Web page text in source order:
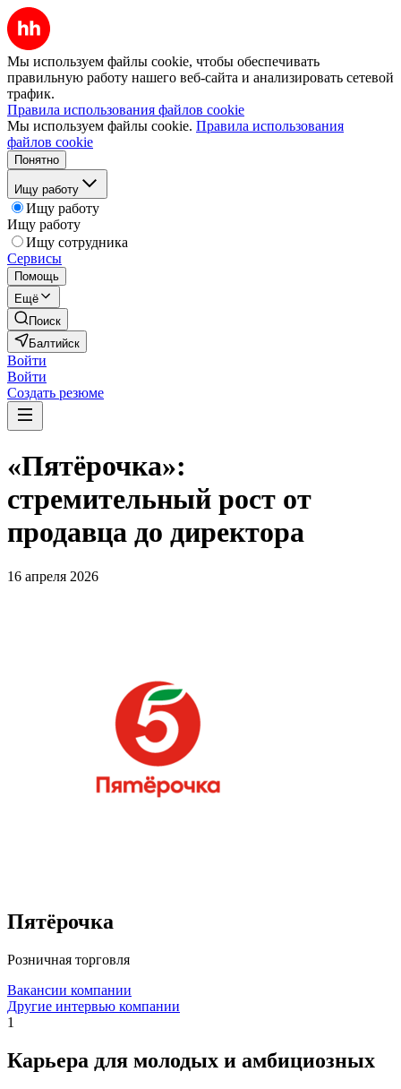
Мы используем файлы cookie, чтобы обеспечивать
правильную работу нашего веб-сайта и анализировать сетевой
трафик.
Правила использования файлов cookie
Мы используем файлы cookie. Правила использования
файлов cookie
Понятно
Ищу работу
Ищу работу
Ищу работу
Ищу сотрудника
Сервисы
Помощь
Ещё
Поиск
Балтийск
Войти
Войти
Создать резюме
«Пятёрочка»:
стремительный рост от
продавца до директора
16 апреля 2026
Пятёрочка
Розничная торговля
Вакансии компании
Другие интервью компании
1
Карьера для молодых и амбициозных